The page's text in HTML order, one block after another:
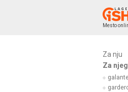
Mesto
Za nju
Za